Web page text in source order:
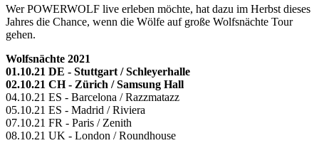
Wer POWERWOLF live erleben möchte, hat dazu im Herbst dieses
Jahres die Chance, wenn die Wölfe auf große Wolfsnächte Tour
gehen.
Wolfsnächte 2021
01.10.21 DE - Stuttgart / Schleyerhalle
02.10.21 CH - Zürich / Samsung Hall
04.10.21 ES - Barcelona / Razzmatazz
05.10.21 ES - Madrid / Riviera
07.10.21 FR - Paris / Zenith
08.10.21 UK - London / Roundhouse